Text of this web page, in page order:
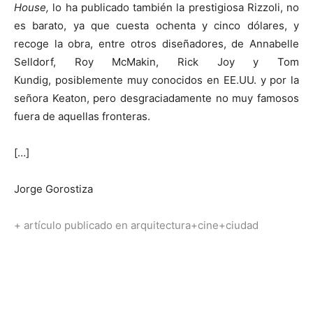
House, lo ha publicado también la prestigiosa Rizzoli, no
es barato, ya que cuesta ochenta y cinco dólares, y
recoge la obra, entre otros diseñadores, de Annabelle
Selldorf, Roy McMakin, Rick Joy y Tom
Kundig, posiblemente muy conocidos en EE.UU. y por la
señora Keaton, pero desgraciadamente no muy famosos
fuera de aquellas fronteras.
[…]
Jorge Gorostiza
+ artículo publicado en arquitectura+cine+ciudad